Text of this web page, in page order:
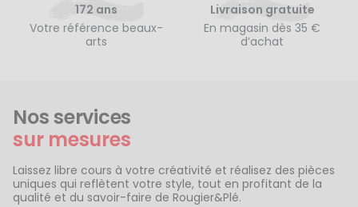
172 ans
Votre référence beaux-
arts
Livraison gratuite
En magasin dès 35 €
d’achat
Nos services
sur mesures
Laissez libre cours à votre créativité et réalisez des pièces
uniques qui reflètent votre style, tout en profitant de la
qualité et du savoir-faire de Rougier&Plé.